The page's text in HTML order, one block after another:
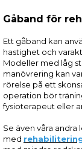
Gåband för
Ett gåband kan
hastighet och
Modeller med låg
manövrering kan
rörelse på ett
operation bör
fysioterapeut eller
Se även våra
med